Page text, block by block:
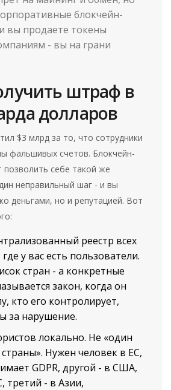
блокчейн-
вы продаете токены
- вы на грани
штраф в
долларов
$3 млрд за то, что сотрудники
фальшивых счетов. Блокчейн-
позволить себе такой же
неправильный шаг - и вы
деньгами, но и репутацией. Вот
реестр всех
у вас есть пользователи.
стран - а конкретные
закон, когда он
кто его контролирует,
за нарушение.
локально. Не «один
Нужен человек в ЕС,
GDPR, другой - в США,
третий - в Азии,